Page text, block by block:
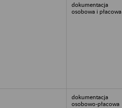
dokumentacja
osobowa i płacowa
dokumentacja
osobowo-płacowa